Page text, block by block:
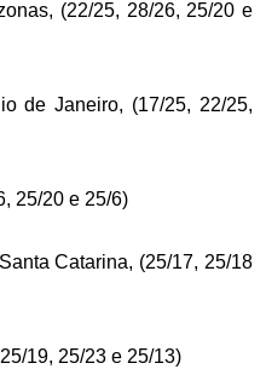
(22/25, 28/26, 25/20 e
de Janeiro, (17/25, 22/25,
25/20 e 25/6)
Catarina, (25/17, 25/18
19, 25/23 e 25/13)